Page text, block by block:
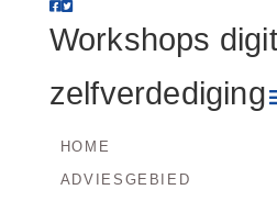
digitale
Workshops
zelfverdediging
HOME
ADVIESGEBIED